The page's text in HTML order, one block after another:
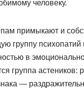
человеку.
примыкают и
группу
в
группа
—